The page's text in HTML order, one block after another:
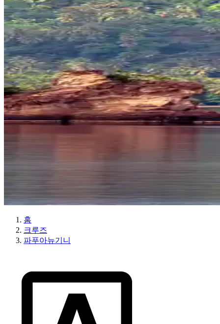
홈
크루즈
파푸아뉴기니